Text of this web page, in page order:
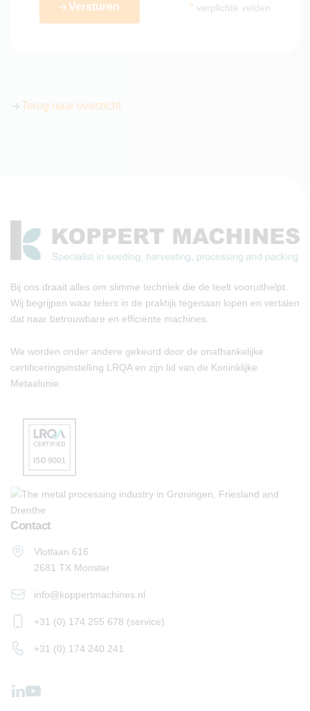
Versturen * verplichte velden
Terug naar overzicht
Bij ons draait alles om slimme techniek die de teelt vooruithelpt.
Wij begrijpen waar telers in de praktijk tegenaan lopen en vertalen
dat naar betrouwbare en efficiënte machines.
We worden onder andere gekeurd door de onafhankelijke
certificeringsinstelling LRQA en zijn lid van de Koninklijke
Metaalunie.
Contact
Vlotlaan 616
2681 TX Monster
info@koppertmachines.nl
+31 (0) 174 255 678 (service)
+31 (0) 174 240 241